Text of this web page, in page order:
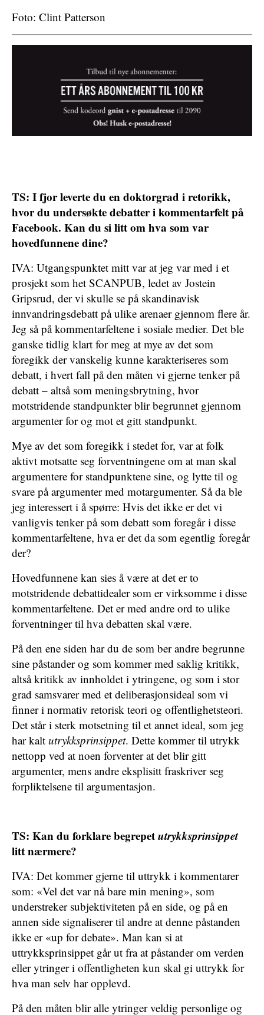
Foto: Clint Patterson
TS: I fjor leverte du en doktorgrad i retorikk,
hvor du undersøkte debatter i kommentarfelt på
Facebook. Kan du si litt om hva som var
hovedfunnene dine?
IVA: Utgangspunktet mitt var at jeg var med i et
prosjekt som het SCANPUB, ledet av Jostein
Gripsrud, der vi skulle se på skandinavisk
innvandringsdebatt på ulike arenaer gjennom flere år.
Jeg så på kommentarfeltene i sosiale medier. Det ble
ganske tidlig klart for meg at mye av det som
foregikk der vanskelig kunne karakteriseres som
debatt, i hvert fall på den måten vi gjerne tenker på
debatt – altså som meningsbrytning, hvor
motstridende standpunkter blir begrunnet gjennom
argumenter for og mot et gitt standpunkt.
Mye av det som foregikk i stedet for, var at folk
aktivt motsatte seg forventningene om at man skal
argumentere for standpunktene sine, og lytte til og
svare på argumenter med motargumenter. Så da ble
jeg interessert i å spørre: Hvis det ikke er det vi
vanligvis tenker på som debatt som foregår i disse
kommentarfeltene, hva er det da som egentlig foregår
der?
Hovedfunnene kan sies å være at det er to
motstridende debattidealer som er virksomme i disse
kommentarfeltene. Det er med andre ord to ulike
forventninger til hva debatten skal være.
På den ene siden har du de som ber andre begrunne
sine påstander og som kommer med saklig kritikk,
altså kritikk av innholdet i ytringene, og som i stor
grad samsvarer med et deliberasjonsideal som vi
finner i normativ retorisk teori og offentlighetsteori.
Det står i sterk motsetning til et annet ideal, som jeg
har kalt utrykksprinsippet. Dette kommer til utrykk
nettopp ved at noen forventer at det blir gitt
argumenter, mens andre eksplisitt fraskriver seg
forpliktelsene til argumentasjon.
TS: Kan du forklare begrepetutrykksprinsippet
litt nærmere?
IVA: Det kommer gjerne til uttrykk i kommentarer
som: «Vel det var nå bare min mening», som
understreker subjektiviteten på en side, og på en
annen side signaliserer til andre at denne påstanden
ikke er «up for debate». Man kan si at
uttrykksprinsippet går ut fra at påstander om verden
eller ytringer i offentligheten kun skal gi uttrykk for
hva man selv har opplevd.
På den måten blir alle ytringer veldig personlige og